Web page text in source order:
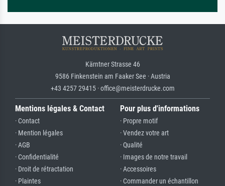
Kärntner Strasse 46
9586 Finkenstein am Faaker See · Austria
+43 4257 29415 · office@meisterdrucke.com
Mentions légales & Contact
· Contact
· Mention légales
· AGB
· Confidentialité
· Droit de rétractation
· Plaintes
Pour plus d'informations
· Propre motif
· Vendez votre art
· Qualité
· Images de notre travail
· Accessoires
· Commander un échantillon